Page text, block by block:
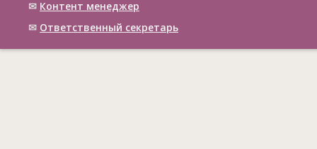
✉ Контент менеджер
✉ Ответственный cекретарь